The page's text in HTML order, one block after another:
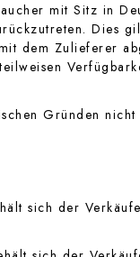
mit Sitz in
Dies
dem Zulieferer
Gründen
sich der